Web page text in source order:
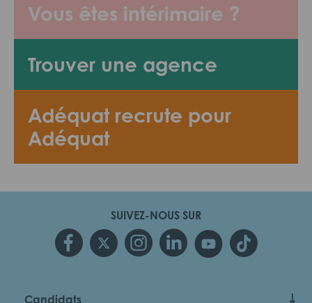
Vous êtes intérimaire ?
Trouver une agence
Adéquat recrute pour
Adéquat
SUIVEZ-NOUS SUR
Candidats